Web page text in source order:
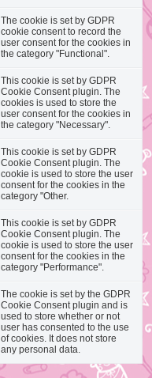
The cookie is set by GDPR
cookie consent to record the
user consent for the cookies in
the category "Functional".
This cookie is set by GDPR
Cookie Consent plugin. The
cookies is used to store the
user consent for the cookies in
the category "Necessary".
This cookie is set by GDPR
Cookie Consent plugin. The
cookie is used to store the user
consent for the cookies in the
category "Other.
This cookie is set by GDPR
Cookie Consent plugin. The
cookie is used to store the user
consent for the cookies in the
category "Performance".
The cookie is set by the GDPR
Cookie Consent plugin and is
used to store whether or not
user has consented to the use
of cookies. It does not store
any personal data.